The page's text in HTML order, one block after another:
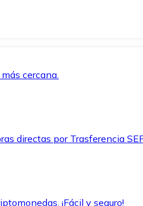
cercana.
directas por Trasferencia
¡Fácil y seguro!